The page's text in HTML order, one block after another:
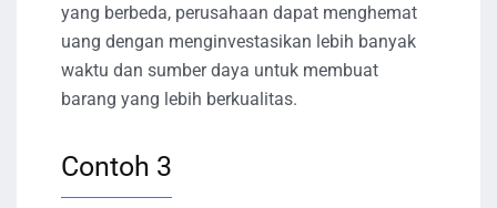
yang berbeda, perusahaan dapat menghemat
uang dengan menginvestasikan lebih banyak
waktu dan sumber daya untuk membuat
barang yang lebih berkualitas.
Contoh 3